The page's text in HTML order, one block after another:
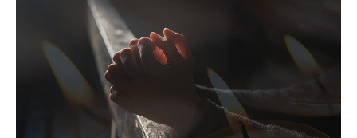
お問い合わせ